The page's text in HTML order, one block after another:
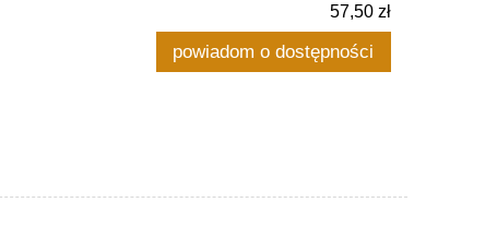
57,50 zł
powiadom o dostępności